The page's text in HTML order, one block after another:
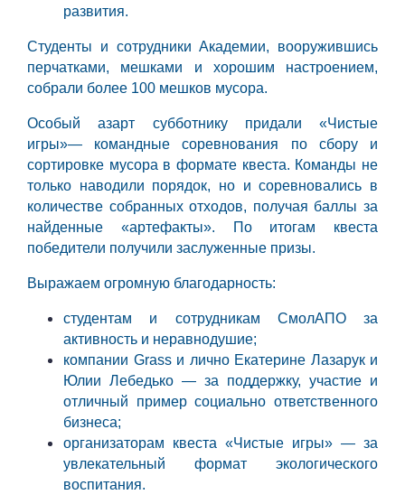
развития.
Студенты и сотрудники Академии, вооружившись
перчатками, мешками и хорошим настроением,
собрали более 100 мешков мусора.
Особый азарт субботнику придали «Чистые
игры»— командные соревнования по сбору и
сортировке мусора в формате квеста. Команды не
только наводили порядок, но и соревновались в
количестве собранных отходов, получая баллы за
найденные «артефакты». По итогам квеста
победители получили заслуженные призы.
Выражаем огромную благодарность:
студентам и сотрудникам СмолАПО за
активность и неравнодушие;
компании Grass и лично Екатерине Лазарук и
Юлии Лебедько — за поддержку, участие и
отличный пример социально ответственного
бизнеса;
организаторам квеста «Чистые игры» — за
увлекательный формат экологического
воспитания.